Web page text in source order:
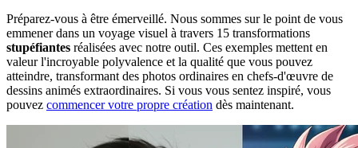
Préparez-vous à être émerveillé. Nous sommes sur le point de vous
emmener dans un voyage visuel à travers 15 transformations
stupéfiantes réalisées avec notre outil. Ces exemples mettent en
valeur l'incroyable polyvalence et la qualité que vous pouvez
atteindre, transformant des photos ordinaires en chefs-d'œuvre de
dessins animés extraordinaires. Si vous vous sentez inspiré, vous
pouvez commencer votre propre création dès maintenant.